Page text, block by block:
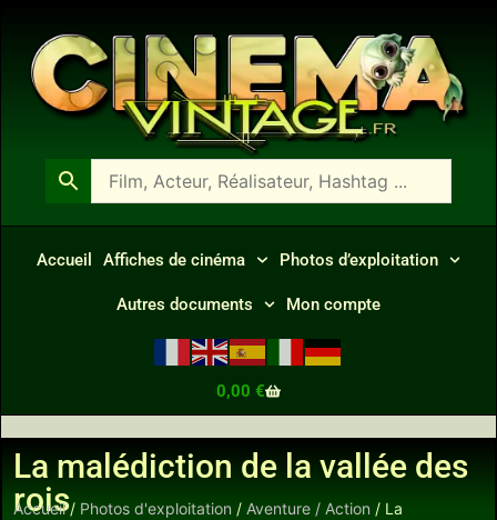
Accueil Affiches de cinéma Photos d’exploitation
Autres documents Mon compte
0,00 €
La malédiction de la vallée des
rois
Accueil/ Photos d'exploitation / Aventure / Action / La